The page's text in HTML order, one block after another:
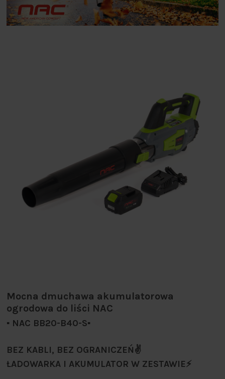
Mocna dmuchawa akumulatorowa
ogrodowa do liści NAC
▪️ NAC BB20-B40-S▪️
BEZ KABLI, BEZ OGRANICZEŃ✌️
ŁADOWARKA I AKUMULATOR W ZESTAWIE⚡